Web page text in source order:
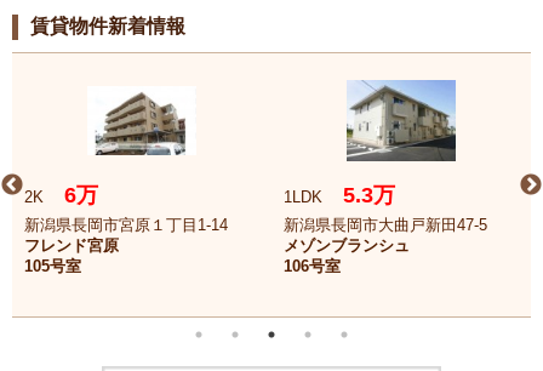
賃貸物件新着情報
2K 6万
新潟県長岡市宮原１丁目1-14
フレンド宮原
105号室
1LDK 5.3万
新潟県長岡市大曲戸新田47-5
メゾンブランシュ
106号室